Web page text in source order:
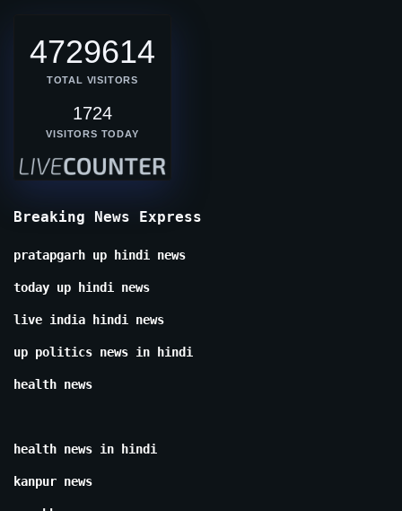
4729614
TOTAL VISITORS
1724
VISITORS TODAY
Breaking News Express
pratapgarh up hindi news
today up hindi news
live india hindi news
up politics news in hindi
health news
health news in hindi
kanpur news